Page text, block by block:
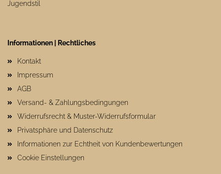
Jugendstil
Informationen | Rechtliches
Kontakt
Impressum
AGB
Versand- & Zahlungsbedingungen
Widerrufsrecht & Muster-Widerrufsformular
Privatsphäre und Datenschutz
Informationen zur Echtheit von Kundenbewertungen
Cookie Einstellungen